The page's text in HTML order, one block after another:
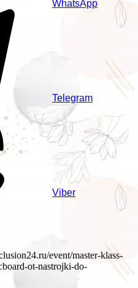
WhatsApp
Telegram
Viber
event/master-klass-
ot-nastrojki-do-